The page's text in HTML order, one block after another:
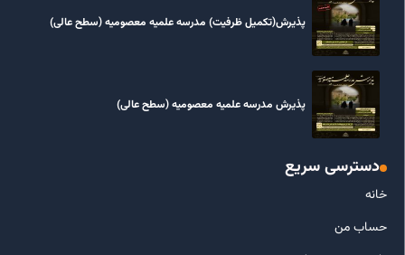
پذیرش(تکمیل ظرفیت) مدرسه علمیه معصومیه‌ (سطح عالی)
پذیرش مدرسه علمیه معصومیه‌ (سطح عالی)
دسترسی سریع
خانه
حساب من